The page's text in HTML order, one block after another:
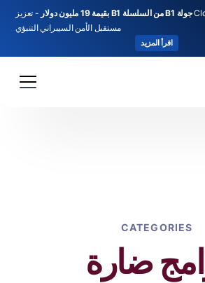
جولة B1 من السلسلة B1 بقيمة 19 مليون دولار
- تعزيز
مستقبل الأمن السيبراني التنبؤي
اقرأ المزيد
CATEGORIES
ضارة